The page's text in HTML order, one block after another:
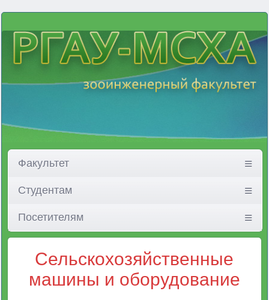
Факультет
Студентам
Посетителям
Сельскохозяйственные
машины и оборудование